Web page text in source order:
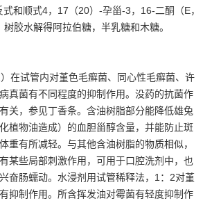
式和顺式4，17（20）-孕甾-3，16-二酮（E，
胶水解得阿拉伯糖，半乳糖和木糖。
在试管内对堇色毛癣菌、同心性毛癣菌、许
真菌有不同程度的抑制作用。没药的抗菌作
关，参见丁香条。含油树脂部分能降低雄兔
植物油造成）的血胆甾醇含量，并能防止斑
重有所减轻。与其他含油树脂的物质相似，
某些局部刺激作用，可用于口腔洗剂中，也
奋肠蠕动。水浸剂用试管稀释法，1：2对堇
抑制作用。所含挥发油对霉菌有轻度抑制作